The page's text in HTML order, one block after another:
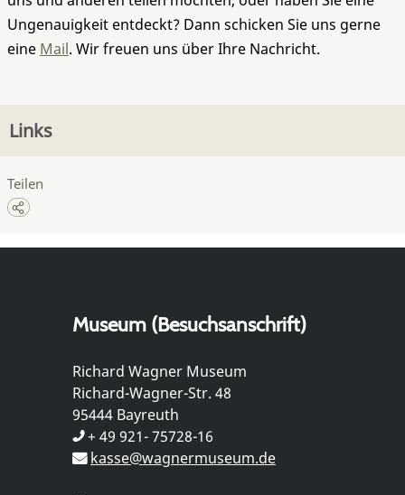
Ungenauigkeit entdeckt? Dann schicken Sie uns gerne
eine Mail. Wir freuen uns über Ihre Nachricht.
Links
Teilen
Museum (Besuchsanschrift)
Richard Wagner Museum
Richard-Wagner-Str. 48
95444 Bayreuth
+ 49 921- 75728-16
kasse@wagnermuseum.de